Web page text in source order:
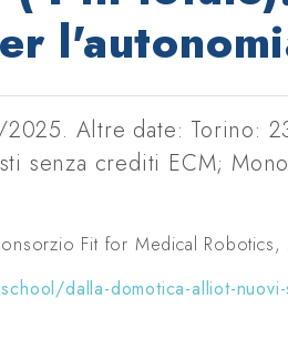
Altre date: Torino:
senza crediti ECM;
Fit for Medical
dalla-domotica-alliot-nuovi-